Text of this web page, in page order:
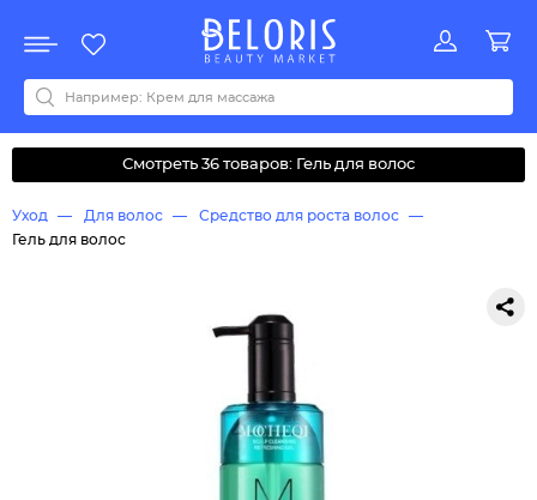
Акции
Все бренды
0-9ABCDEFGHIJKLMNOPQRSTUVWYZАБВДЗИМОКЛНПРСТУФ
Смотреть 36 товаров: Гель для волос
Уход Для волос
Средство для роста волос
Гель для волос